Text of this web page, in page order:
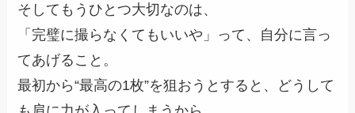
そしてもうひとつ大切なのは、
「完璧に撮らなくてもいいや」って、自分に言っ
てあげること。
最初から“最高の1枚”を狙おうとすると、どうして